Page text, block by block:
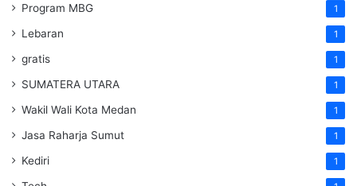
Program MBG 1
Lebaran 1
gratis 1
SUMATERA UTARA 1
Wakil Wali Kota Medan 1
Jasa Raharja Sumut 1
Kediri 1